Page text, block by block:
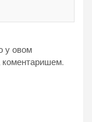
у овом
коментаришем.